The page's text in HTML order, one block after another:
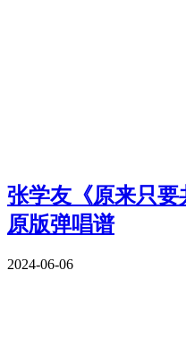
张学友《原来只要
原版弹唱谱
2024-06-06